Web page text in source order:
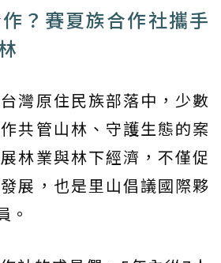
？賽夏族合作社攜手
灣原住民族部落中，少數
共管山林、守護生態的案
林業與林下經濟，不僅促
展，也是里山倡議國際夥
。